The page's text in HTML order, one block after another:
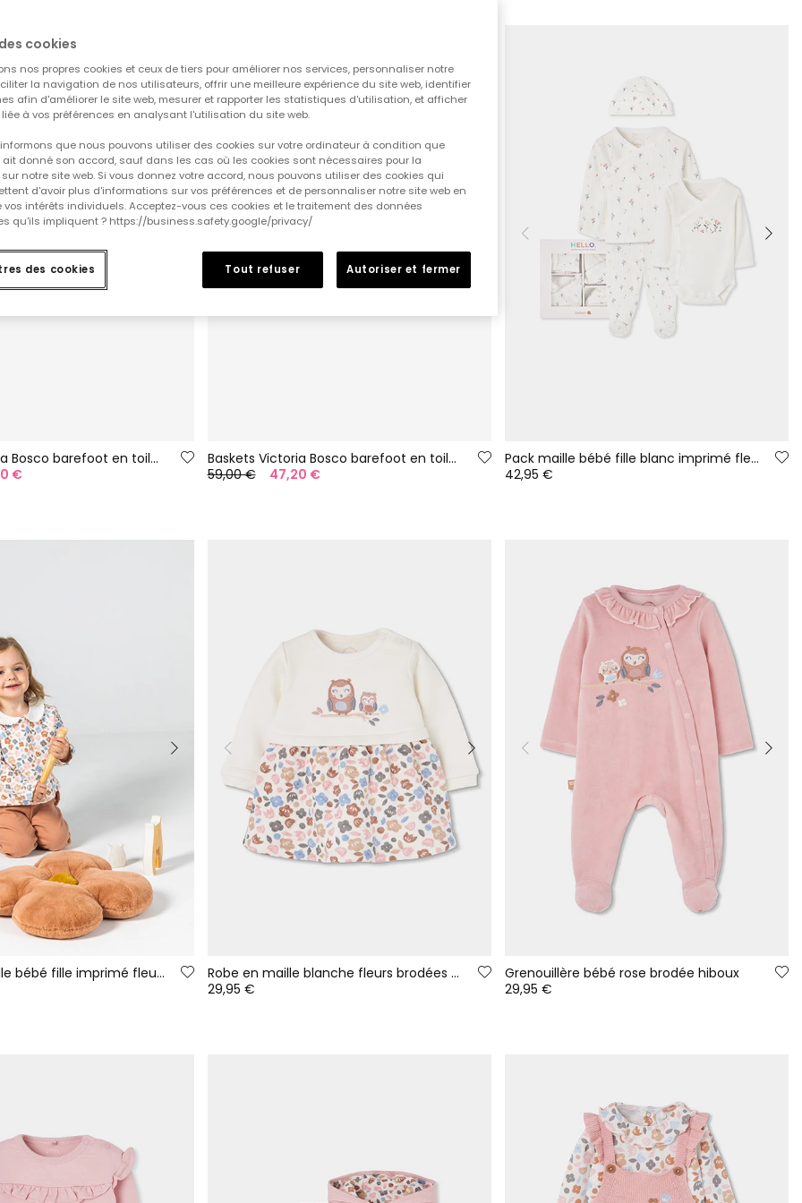
Baskets Victoria Bosco barefoot en toile couleur aloe
€
Baskets Victoria Bosco barefoot en toile couleur nuit
59,00 €
47,20 €
Pack maille bébé fille blanc imprimé fleurs
42,95 €
Ensemble maille bébé fille imprimé fleurs rose
Robe en maille blanche fleurs brodées hiboux bébé
29,95 €
Grenouillère bébé rose brodée hiboux
29,95 €
cookies
nos propres cookies et ceux de tiers pour améliorer nos services, personnaliser notre
la navigation de nos utilisateurs, offrir une meilleure expérience du site web, identifier
afin d'améliorer le site web, mesurer et rapporter les statistiques d'utilisation, et afficher
à vos préférences en analysant l'utilisation du site web.
que nous pouvons utiliser des cookies sur votre ordinateur à condition que
donné son accord, sauf dans les cas où les cookies sont nécessaires pour la
notre site web. Si vous donnez votre accord, nous pouvons utiliser des cookies qui
d'avoir plus d'informations sur vos préférences et de personnaliser notre site web en
intérêts individuels. Acceptez-vous ces cookies et le traitement des données
qu'ils impliquent ? https://business.safety.google/privacy/
des cookies Tout refuser Autoriser et fermer